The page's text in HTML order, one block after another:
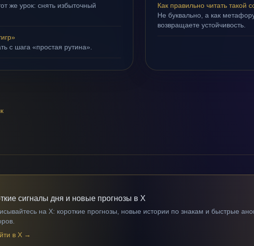
же урок: снять избыточный
с шага «простая рутина».
Как правильно читать такой
Не буквально, а как
возвращаете устойчивость.
сигналы дня и новые прогнозы в X
на X: короткие прогнозы, новые истории по знакам и быстрые
в X →